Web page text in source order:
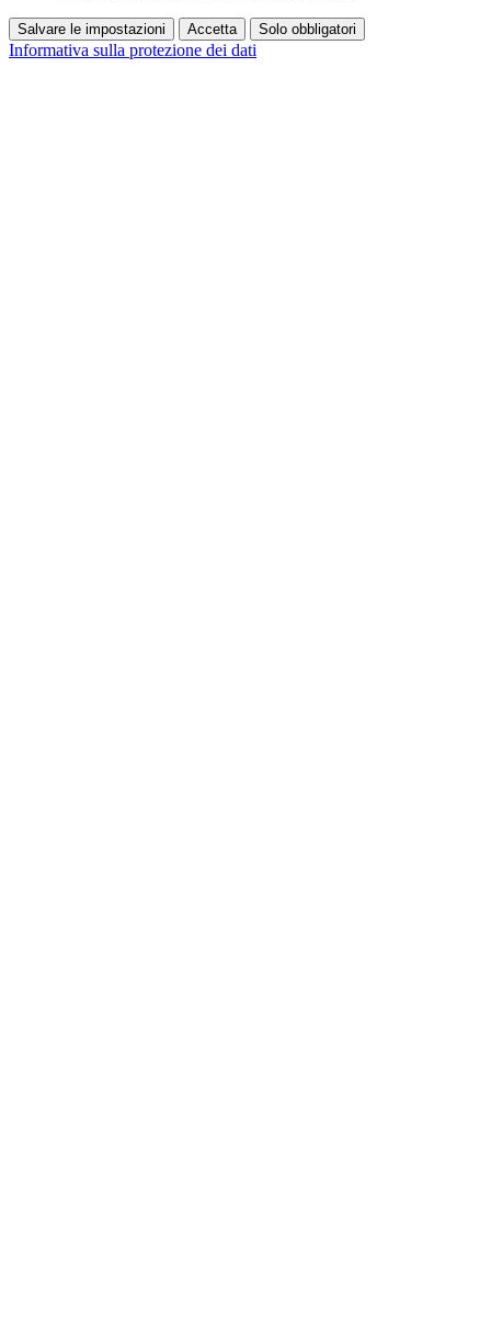
Salvare le impostazioni Accetta Solo obbligatori
Informativa sulla protezione dei dati